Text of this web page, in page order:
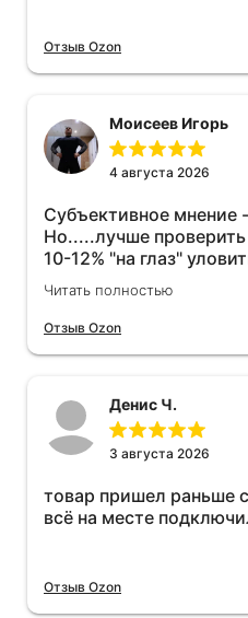
Отзыв Ozon
Моисеев Игорь
4 августа 2026
Субъективное мнение
Но.....лучше
10-12% "на глаз"
Покатаюсь, потом
будет 😁.
Читать полностью
Отзыв Ozon
Денис Ч.
3 августа 2026
товар пришел раньше
всё на месте
Отзыв Ozon